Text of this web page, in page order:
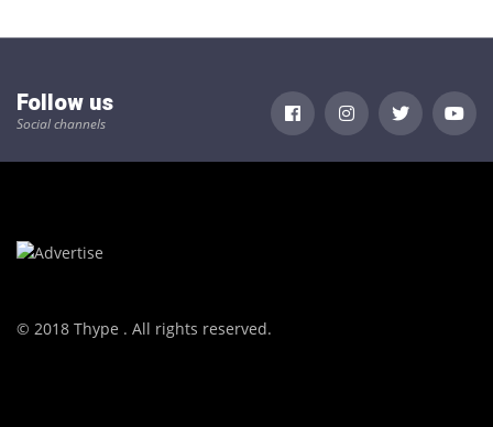
Follow us
Social channels
© 2018 Thype . All rights reserved.